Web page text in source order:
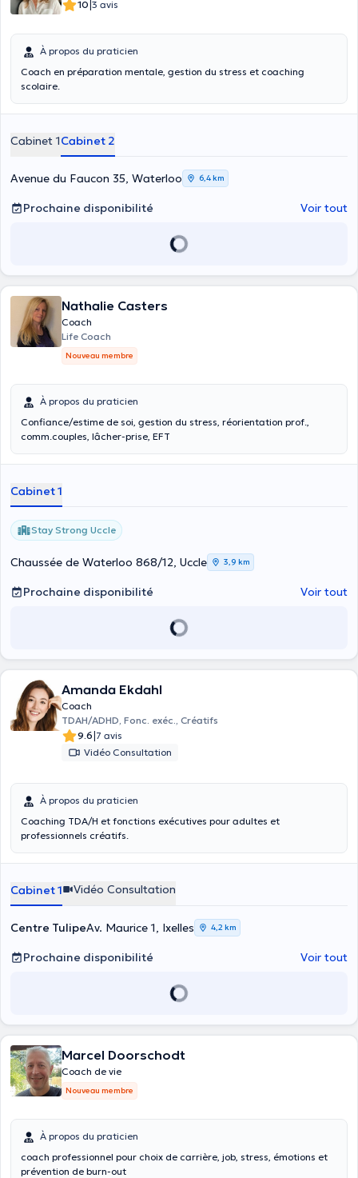
10 3 avis
À propos du praticien
Coach en préparation mentale, gestion du stress et coaching
scolaire.
Cabinet 1Cabinet 2
Avenue du Faucon 35, Waterloo 6,4 km
Prochaine disponibilité Voir tout
Nathalie Casters
Coach
Life Coach
Nouveau membre
À propos du praticien
Confiance/estime de soi, gestion du stress, réorientation prof.,
comm.couples, lâcher-prise, EFT
Cabinet 1
Stay Strong Uccle
Chaussée de Waterloo 868/12, Uccle 3,9 km
Prochaine disponibilité Voir tout
Amanda Ekdahl
Coach
TDAH/ADHD, Fonc. exéc., Créatifs
9.6|7 avis
Vidéo Consultation
À propos du praticien
Coaching TDA/H et fonctions exécutives pour adultes et
professionnels créatifs.
Cabinet 1 Vidéo Consultation
Centre TulipeAv. Maurice 1, Ixelles 4,2 km
Prochaine disponibilité Voir tout
Marcel Doorschodt
Coach de vie
Nouveau membre
À propos du praticien
coach professionnel pour choix de carrière, job, stress, émotions et
prévention de burn-out